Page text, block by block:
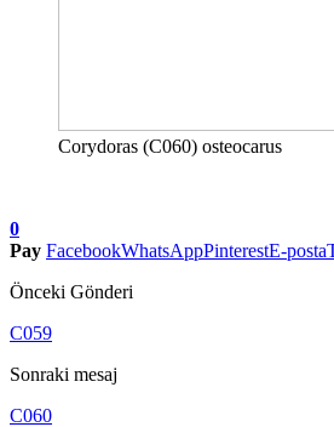
Corydoras (C060) osteocarus
0
Pay FacebookWhatsAppPinterestE-posta
Önceki Gönderi
C059
Sonraki mesaj
C060